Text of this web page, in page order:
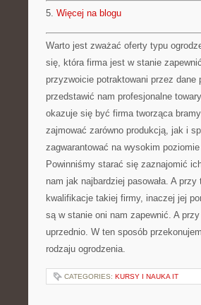
5. Więcej na blogu
Warto jest zważać oferty typu
się, która firma jest w stanie
przyzwoicie potraktowani przez
przedstawić nam profesjonalne
okazuje się być firma tworząca
zajmować zarówno produkcją, jak i
zagwarantować na wysokim
Powinniśmy starać się zaznajomić
nam jak najbardziej pasowała. A
kwalifikacje takiej firmy, inaczej jej
są w stanie oni nam zapewnić. A
uprzednio. W ten sposób
rodzaju ogrodzenia.
CATEGORIES: KURSY I NAUKA IT